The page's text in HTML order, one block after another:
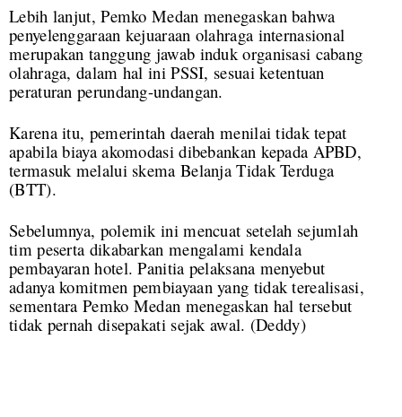
Lebih lanjut, Pemko Medan menegaskan bahwa
penyelenggaraan kejuaraan olahraga internasional
merupakan tanggung jawab induk organisasi cabang
olahraga, dalam hal ini PSSI, sesuai ketentuan
peraturan perundang-undangan.
Karena itu, pemerintah daerah menilai tidak tepat
apabila biaya akomodasi dibebankan kepada APBD,
termasuk melalui skema Belanja Tidak Terduga
(BTT).
Sebelumnya, polemik ini mencuat setelah sejumlah
tim peserta dikabarkan mengalami kendala
pembayaran hotel. Panitia pelaksana menyebut
adanya komitmen pembiayaan yang tidak terealisasi,
sementara Pemko Medan menegaskan hal tersebut
tidak pernah disepakati sejak awal. (Deddy)